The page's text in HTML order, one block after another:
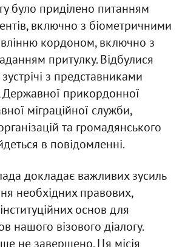
було приділено питанням
включно з біометричними
кордоном, включно з
притулку. Відбулися
з представниками
Державної прикордонної
міграційної служби,
та громадянського
в повідомленні.
докладає важливих зусиль
необхідних правових,
основ для
нашого візового діалогу.
не завершено. Ця місія